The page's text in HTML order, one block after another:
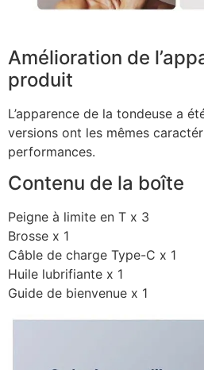
Amélioration de
produit
L’apparence de la tondeuse a
versions ont les mêmes
performances.
Contenu de la boîte
Peigne à limite en T x 3
Brosse x 1
Câble de charge Type-C x 1
Huile lubrifiante x 1
Guide de bienvenue x 1